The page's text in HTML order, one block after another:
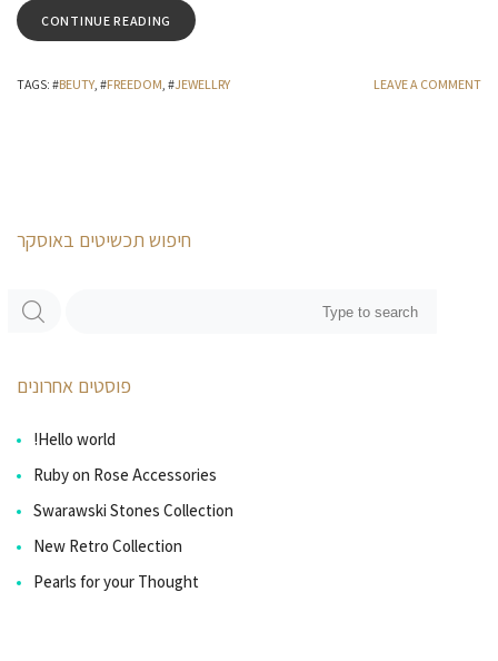
CONTINUE READING
TAGS: #BEUTY , #FREEDOM , #JEWELLRY LEAVE A COMMENT
חיפוש תכשיטים באוסקר
פוסטים אחרונים
Hello world!
Ruby on Rose Accessories
Swarawski Stones Collection
New Retro Collection
Pearls for your Thought